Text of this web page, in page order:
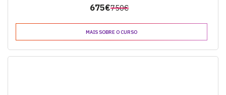
750€
675€
MAIS SOBRE O CURSO